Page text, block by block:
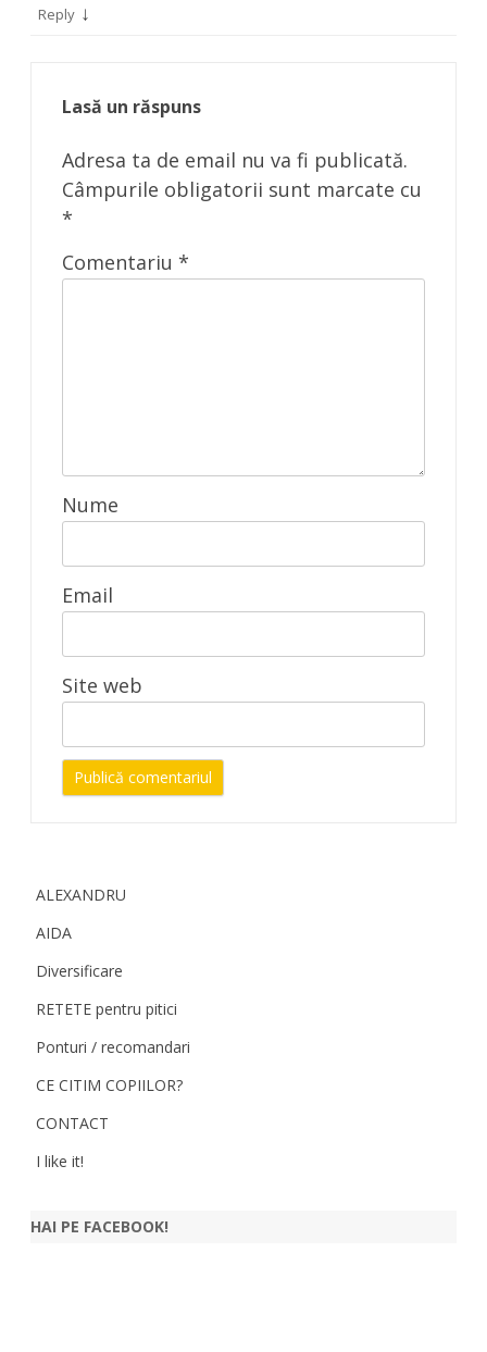
Reply ↓
Lasă un răspuns
Adresa ta de email nu va fi publicată.
Câmpurile obligatorii sunt marcate cu
*
Comentariu *
Nume
Email
Site web
ALEXANDRU
AIDA
Diversificare
RETETE pentru pitici
Ponturi / recomandari
CE CITIM COPIILOR?
CONTACT
I like it!
HAI PE FACEBOOK!